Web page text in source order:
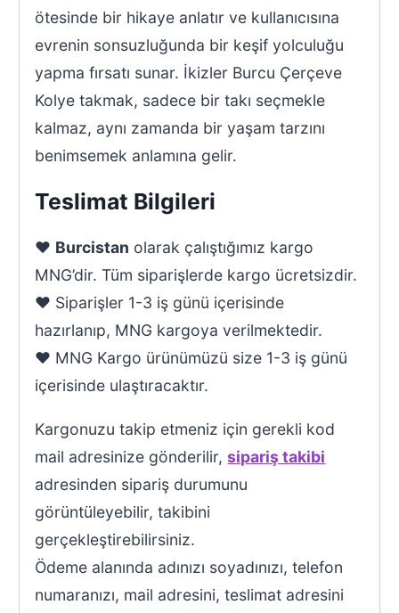
ötesinde bir hikaye anlatır ve kullanıcısına
evrenin sonsuzluğunda bir keşif yolculuğu
yapma fırsatı sunar. İkizler Burcu Çerçeve
Kolye takmak, sadece bir takı seçmekle
kalmaz, aynı zamanda bir yaşam tarzını
benimsemek anlamına gelir.
Teslimat Bilgileri
♥ Burcistan olarak çalıştığımız kargo
MNG’dir. Tüm siparişlerde kargo ücretsizdir.
♥ Siparişler 1-3 iş günü içerisinde
hazırlanıp, MNG kargoya verilmektedir.
♥ MNG Kargo ürünümüzü size 1-3 iş günü
içerisinde ulaştıracaktır.
Kargonuzu takip etmeniz için gerekli kod
mail adresinize gönderilir,sipariş takibi
adresinden sipariş durumunu
görüntüleyebilir, takibini
gerçekleştirebilirsiniz.
Ödeme alanında adınızı soyadınızı, telefon
numaranızı, mail adresini, teslimat adresini